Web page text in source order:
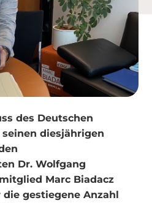
des Deutschen
diesjährigen
Dr. Wolfgang
Marc Biadacz
gestiegene Anzahl